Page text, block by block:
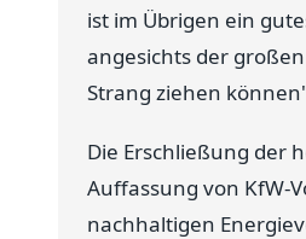
ist im Übrigen ein
angesichts der
Strang ziehen
Die Erschließung der
Auffassung von KfW-
nachhaltigen